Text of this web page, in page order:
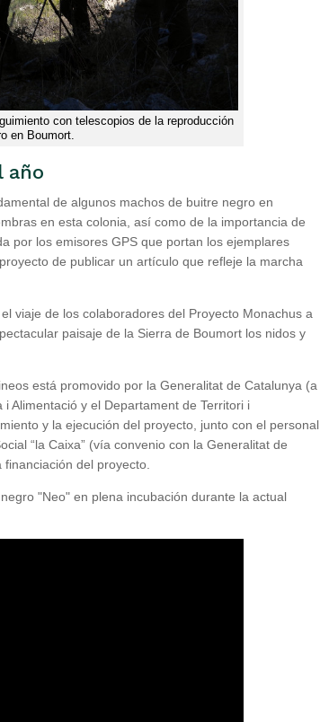
con telescopios de la reproducción
en Boumort.
año
de algunos machos de buitre negro en
en esta colonia, así como de la importancia de
por los emisores GPS que portan los ejemplares
de publicar un artículo que refleje la marcha
viaje de los colaboradores del Proyecto Monachus a
paisaje de la Sierra de Boumort los nidos y
está promovido por la Generalitat de Catalunya (a
Alimentació y el Departament de Territori i
y la ejecución del proyecto, junto con el personal
“la Caixa” (vía convenio con la Generalitat de
del proyecto.
"Neo" en plena incubación durante la actual